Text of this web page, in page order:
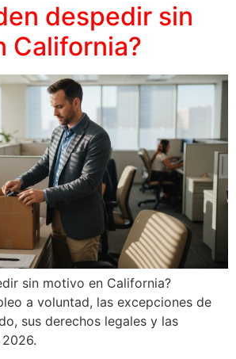
despedir sin
California?
sin motivo en California?
a voluntad, las excepciones de
sus derechos legales y las